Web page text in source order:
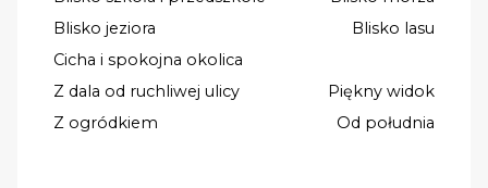
Blisko jeziora
Blisko lasu
Cicha i spokojna okolica
Z dala od ruchliwej ulicy
Piękny widok
Z ogródkiem
Od południa